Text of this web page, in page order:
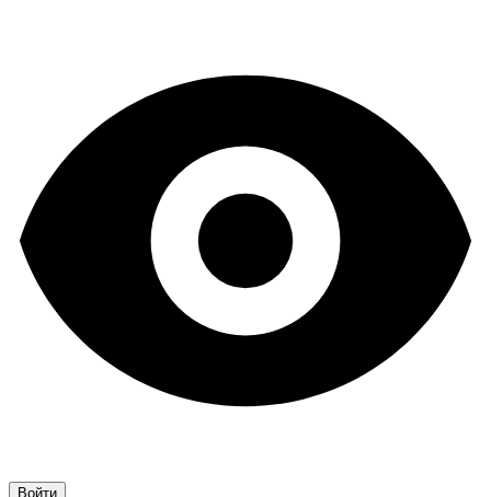
Войти